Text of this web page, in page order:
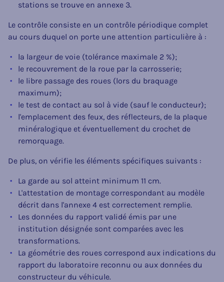
stations se trouve en annexe 3.
Le contrôle consiste en un contrôle périodique complet
au cours duquel on porte une attention particulière à :
la largeur de voie (tolérance maximale 2 %);
le recouvrement de la roue par la carrosserie;
le libre passage des roues (lors du braquage
maximum);
le test de contact au sol à vide (sauf le conducteur);
l'emplacement des feux, des réflecteurs, de la plaque
minéralogique et éventuellement du crochet de
remorquage.
De plus, on vérifie les éléments spécifiques suivants :
La garde au sol atteint minimum 11 cm.
L'attestation de montage correspondant au modèle
décrit dans l'annexe 4 est correctement remplie.
Les données du rapport validé émis par une
institution désignée sont comparées avec les
transformations.
La géométrie des roues correspond aux indications du
rapport du laboratoire reconnu ou aux données du
constructeur du véhicule.